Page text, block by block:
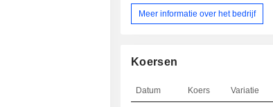
het Chinese vasteland.
Meer informatie over het bedrijf
Koersen
Datum Koers Variatie